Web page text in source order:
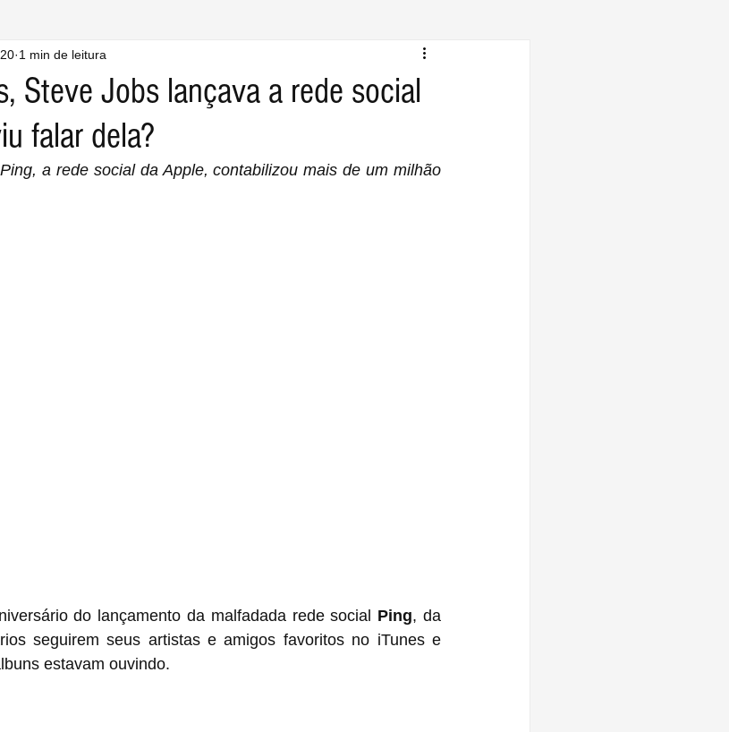
Steve Jobs lançava a rede social
falar dela?
1 min de leitura
a rede social da Apple, contabilizou mais de um milhão
do lançamento da malfadada rede social Ping, da
seguirem seus artistas e amigos favoritos no iTunes e
estavam ouvindo.